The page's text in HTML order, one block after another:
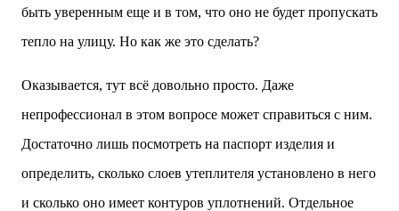
быть уверенным еще и в том, что оно не будет пропускать
тепло на улицу. Но как же это сделать?
Оказывается, тут всё довольно просто. Даже
непрофессионал в этом вопросе может справиться с ним.
Достаточно лишь посмотреть на паспорт изделия и
определить, сколько слоев утеплителя установлено в него
и сколько оно имеет контуров уплотнений. Отдельное